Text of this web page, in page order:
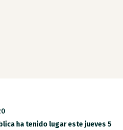
ha tenido lugar este jueves 5